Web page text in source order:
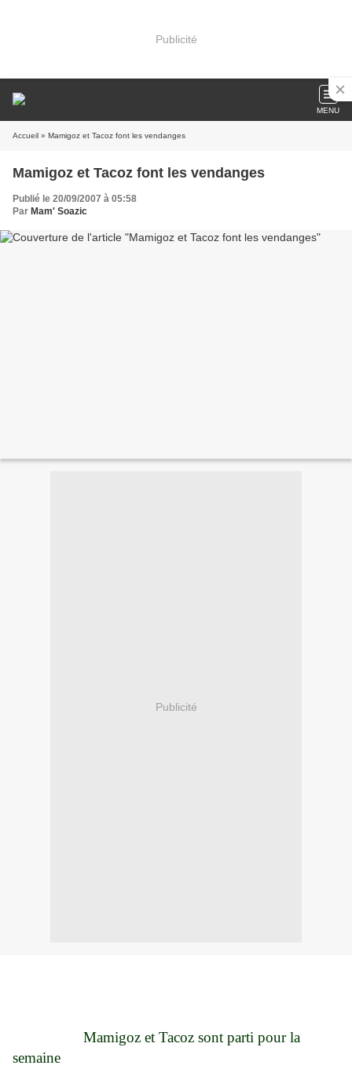
Publicité
MENU
Accueil » Mamigoz et Tacoz font les vendanges
Mamigoz et Tacoz font les vendanges
Publié le 20/09/2007 à 05:58
Par Mam' Soazic
Publicité
Mamigoz et Tacoz sont parti pour la
semaine